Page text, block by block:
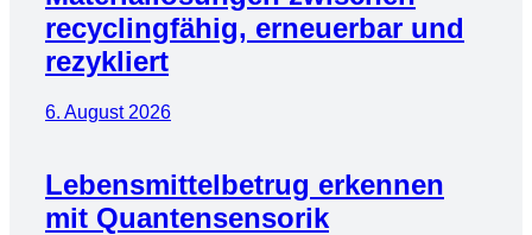
recyclingfähig, erneuerbar und
rezykliert
6. August 2026
Lebensmittelbetrug erkennen
mit Quantensensorik